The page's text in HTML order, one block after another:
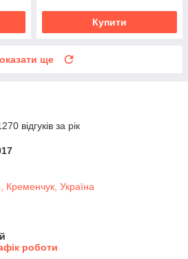
Купити
ще
відгуків за рік
Кременчук, Україна
роботи